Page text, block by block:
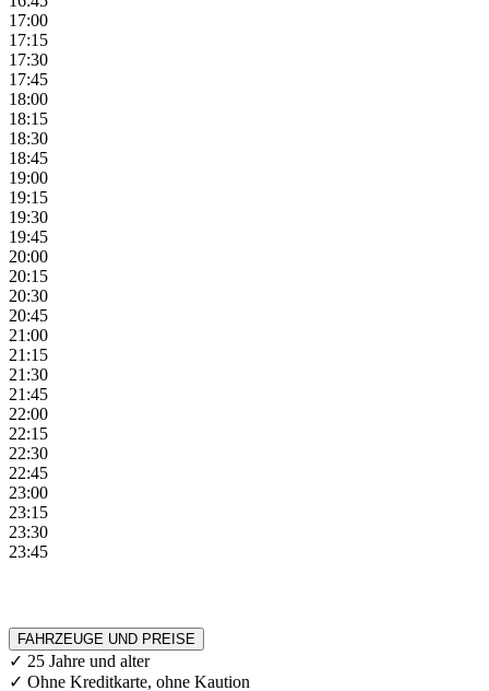
17:00
17:15
17:30
17:45
18:00
18:15
18:30
18:45
19:00
19:15
19:30
19:45
20:00
20:15
20:30
20:45
21:00
21:15
21:30
21:45
22:00
22:15
22:30
22:45
23:00
23:15
23:30
23:45
FAHRZEUGE UND PREISE
✓ 25 Jahre und alter
✓ Ohne Kreditkarte, ohne Kaution